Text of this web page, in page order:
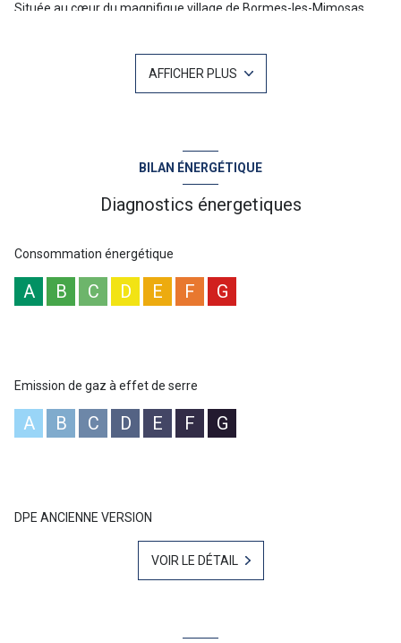
Située au cœur du magnifique village de Bormes-les-Mimosas,
vieux village en quête d'authenticité, elle constitue un pied-à-terre
L'accès depuis la ruelle du haut mène à une confortable pièce de
ruelle du bas. Chaque espace de cette maison a été
soigneusement pensé et optimisé pour offrir confort et bien-être,
dans le respect de l'esprit de Bormes-les-Mimosas, classé parmi
les plus beaux villages de Provence. Commerces et stationement
Bien rare à la vente
Pour plus d'informations ou une visite n'hésitez pas à contacter
Christophe MAZET 06 71 10 19 03 Votre agent commercial sur Le
Lavandou : NoRSAC 344 368 931
AFFICHER PLUS
BILAN ÉNERGÉTIQUE
Diagnostics énergetiques
Consommation énergétique
A B C D E F G
Emission de gaz à effet de serre
A B C D E F G
DPE ANCIENNE VERSION
VOIR LE DÉTAIL